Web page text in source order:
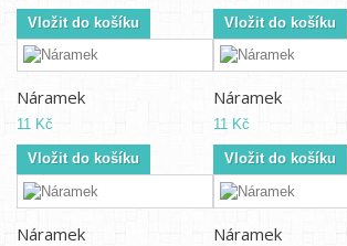
Vložit do košíku Vložit do košíku
Náramek
11 Kč
Vložit do košíku
Náramek
11 Kč
Vložit do košíku
Náramek Náramek